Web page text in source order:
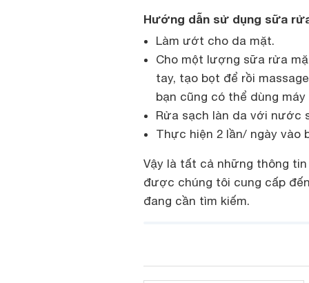
Hướng dẫn sử dụng sữa
Làm ướt cho da mặt.
Cho một lượng sữa rửa
tay, tạo bọt để rồi
bạn cũng có thể dùng
Rửa sạch làn da với nước
Thực hiện 2 lần/ ngày vào
Vậy là tất cả những thông
được chúng tôi cung cấp
đang cần tìm kiếm.